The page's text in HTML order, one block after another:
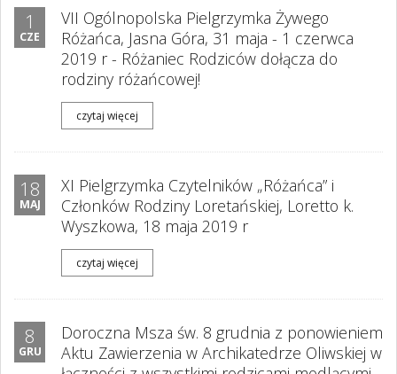
1
CZE
VII Ogólnopolska Pielgrzymka Żywego
Różańca, Jasna Góra, 31 maja - 1 czerwca
2019 r - Różaniec Rodziców dołącza do
rodziny różańcowej!
czytaj więcej
18
MAJ
XI Pielgrzymka Czytelników „Różańca” i
Członków Rodziny Loretańskiej, Loretto k.
Wyszkowa, 18 maja 2019 r
czytaj więcej
8
GRU
Doroczna Msza św. 8 grudnia z ponowieniem
Aktu Zawierzenia w Archikatedrze Oliwskiej w